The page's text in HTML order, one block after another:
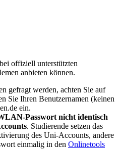
offiziell unterstützten
anbieten können.
gefragt werden, achten Sie auf
Sie Ihren Benutzernamen (keinen
ein.
Passwort nicht identisch
. Studierende setzen das
des Uni-Accounts, andere
einmalig in den Onlinetools